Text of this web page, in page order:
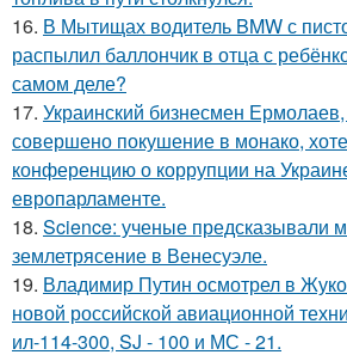
16. В Мытищах водитель BMW с
распылил баллончик в отца с
самом деле?
17. Украинский бизнесмен Ермолаев,
совершено покушение в монако,
конференцию о коррупции на
европарламенте.
18. Science: ученые предсказывали
землетрясение в Венесуэле.
19. Владимир Путин осмотрел в
новой российской авиационной
ил-114-300, SJ - 100 и МС - 21.